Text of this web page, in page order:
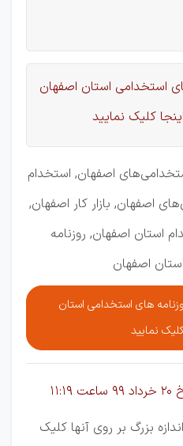
استخدامی استان اصفهان
کلیک نمایید
اصفهان, استخدام
اصفهان, بازار کار اصفهان,
استان اصفهان, روزنامه
اصفهان
های استخدامی استان
نمایید
بزرگ بر روی آنها کلیک